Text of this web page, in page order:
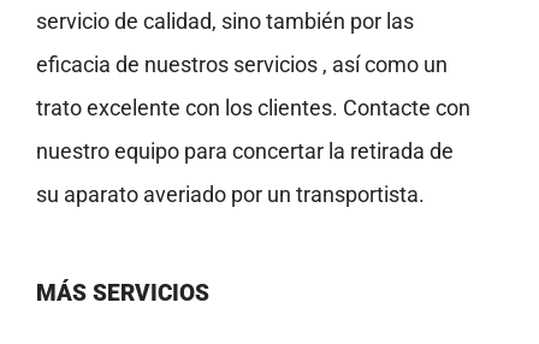
servicio de calidad, sino también por las
eficacia de nuestros servicios , así como un
trato excelente con los clientes. Contacte con
nuestro equipo para concertar la retirada de
su aparato averiado por un transportista.
MÁS SERVICIOS